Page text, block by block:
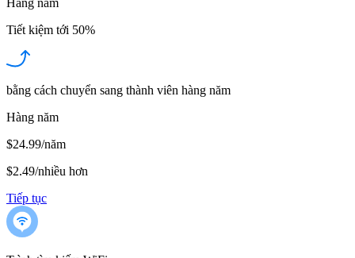
Hàng năm
Tiết kiệm tới 50%
bằng cách chuyển sang thành viên hàng năm
Hàng năm
$24.99/năm
$2.49/nhiều hơn
Tiếp tục